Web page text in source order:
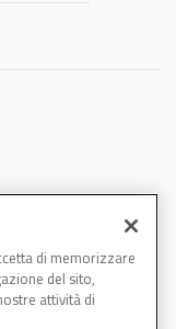
di memorizzare
del sito,
attività di